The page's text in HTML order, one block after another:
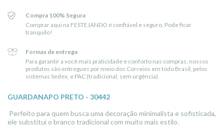
Compra 100% Segura
Comprar aqui na FESTEJANDO é confiável e seguro. Pode ficar
tranquilo!
Formas de entrega
Para garantir a você mais praticidade e conforto nas compras, nossos
produtos são entregues por meio dos Correios em todo Brasil, pelos
sistemas Sedex, e PAC (tradicional, sem urgência).
GUARDANAPO PRETO - 30442
Perfeito para quem busca uma decoração minimalista e sofisticada,
ele substitui o branco tradicional com muito mais estilo.